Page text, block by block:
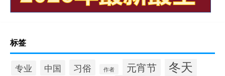
标签
专业 中国 习俗 作者 元宵节 冬天